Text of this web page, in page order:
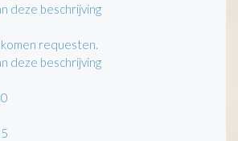
deze beschrijving
requesten.
deze beschrijving